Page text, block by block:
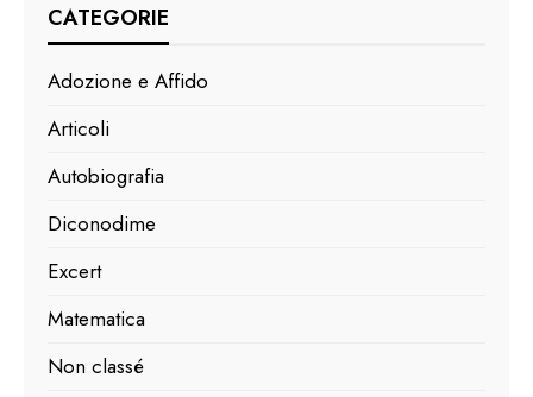
CATEGORIE
Adozione e Affido
Articoli
Autobiografia
Diconodime
Excert
Matematica
Non classé